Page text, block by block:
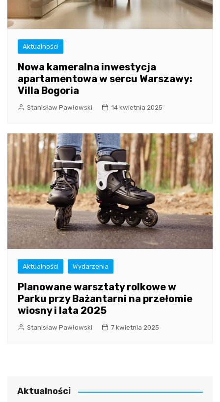
Aktualności
Nowa kameralna inwestycja
apartamentowa w sercu Warszawy:
Villa Bogoria
Stanisław Pawłowski 14 kwietnia 2025
Aktualności Wydarzenia
Planowane warsztaty rolkowe w
Parku przy Bażantarni na przełomie
wiosny i lata 2025
Stanisław Pawłowski 7 kwietnia 2025
Aktualności